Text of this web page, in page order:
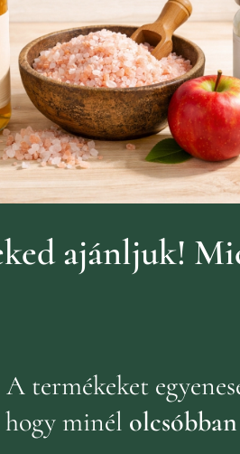
ajánljuk!
termékeket
hogy minél olcsóbban